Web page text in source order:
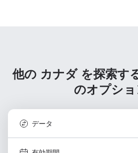
他の カナダ を探索す
のオプショ
データ